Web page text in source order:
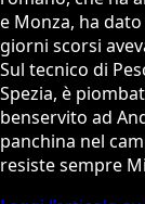
e Monza, ha
giorni scorsi
Sul tecnico di
Spezia, è
benservito ad
panchina nel
resiste sempre